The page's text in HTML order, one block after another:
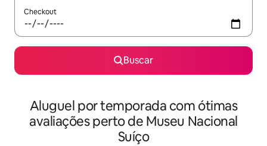
Checkout
Buscar
Aluguel por temporada com ótimas
avaliações perto de Museu Nacional
Suíço